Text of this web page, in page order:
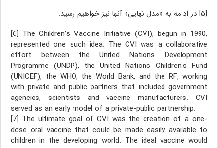
[۵] در ادامه به «مدل نهایی» آنها نیز خواهیم رسید.
[6] The Children’s Vaccine Initiative (CVI), begun in 1990,
represented one such idea. The CVI was a collaborative
effort between the United Nations Development
Programme (UNDP), the United Nations Children’s Fund
(UNICEF), the WHO, the World Bank, and the RF, working
with private and public partners that included government
agencies, scientists and vaccine manufacturers. CVI
served as an early model of a private-public partnership.
[7] The ultimate goal of CVI was the creation of a one-
dose oral vaccine that could be made easily available to
children in the developing world. The ideal vaccine would